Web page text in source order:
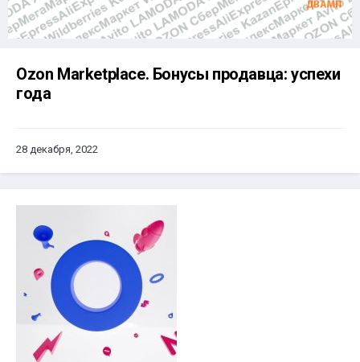
Ozon Marketplace. Бонусы продавца: успехи
года
28 декабря, 2022